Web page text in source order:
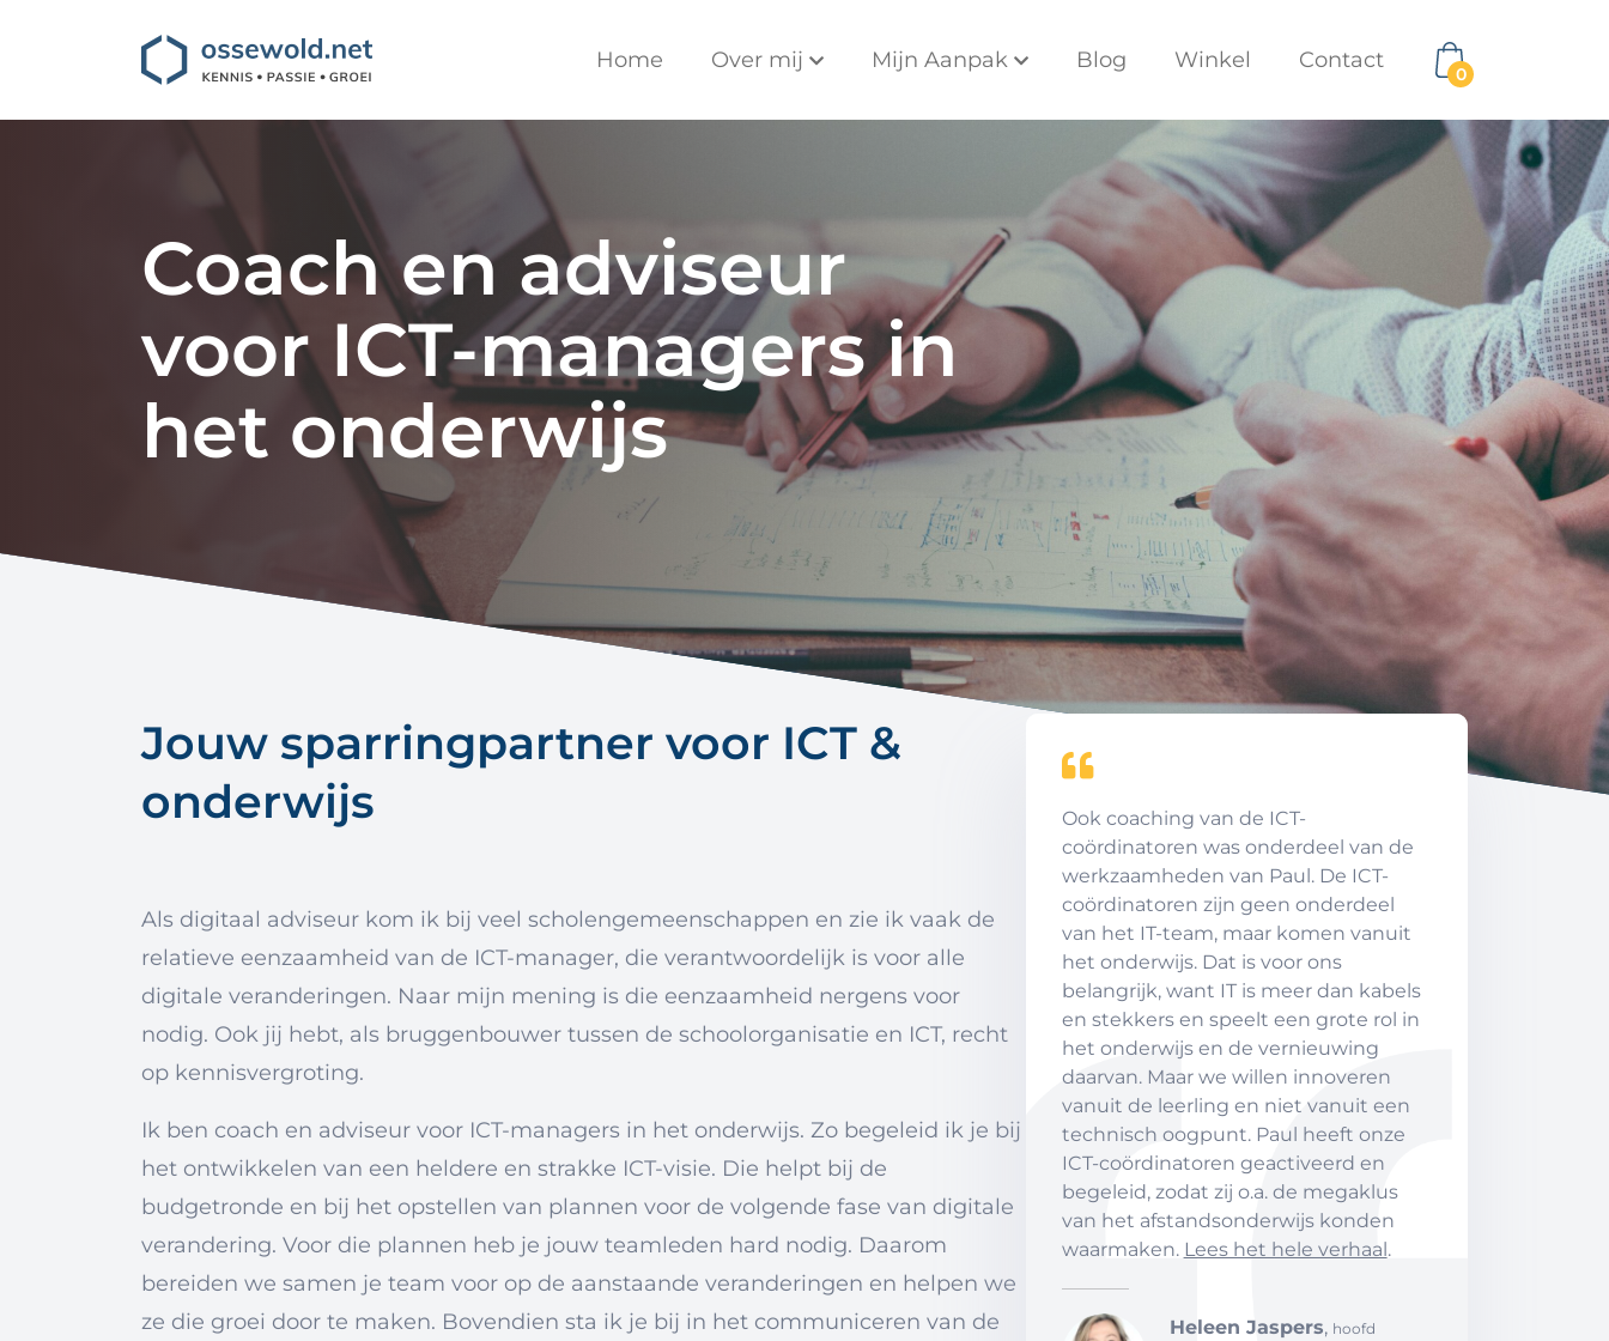
Home Over mij Mijn Aanpak Blog Winkel Contact
0
Coach en adviseur
voor ICT-managers in
het onderwijs
Jouw sparringpartner voor ICT &
onderwijs
Als digitaal adviseur kom ik bij veel scholengemeenschappen en zie ik vaak de
relatieve eenzaamheid van de ICT-manager, die verantwoordelijk is voor alle
digitale veranderingen. Naar mijn mening is die eenzaamheid nergens voor
nodig. Ook jij hebt, als bruggenbouwer tussen de schoolorganisatie en ICT, recht
op kennisvergroting.
Ik ben coach en adviseur voor ICT-managers in het onderwijs. Zo begeleid ik je bij
het ontwikkelen van een heldere en strakke ICT-visie. Die helpt bij de
budgetronde en bij het opstellen van plannen voor de volgende fase van digitale
verandering. Voor die plannen heb je jouw teamleden hard nodig. Daarom
bereiden we samen je team voor op de aanstaande veranderingen en helpen we
ze die groei door te maken. Bovendien sta ik je bij in het communiceren van de
Ook coaching van de ICT-
coördinatoren was onderdeel van de
werkzaamheden van Paul. De ICT-
coördinatoren zijn geen onderdeel
van het IT-team, maar komen vanuit
het onderwijs. Dat is voor ons
belangrijk, want IT is meer dan kabels
en stekkers en speelt een grote rol in
het onderwijs en de vernieuwing
daarvan. Maar we willen innoveren
vanuit de leerling en niet vanuit een
technisch oogpunt. Paul heeft onze
ICT-coördinatoren geactiveerd en
begeleid, zodat zij o.a. de megaklus
van het afstandsonderwijs konden
waarmaken. Lees het hele verhaal .
Heleen Jaspers, hoofd